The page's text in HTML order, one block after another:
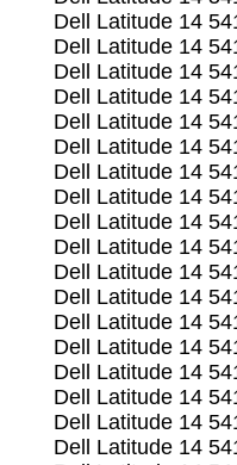
Dell Latitude 14
Dell Latitude 14
Dell Latitude 14
Dell Latitude 14
Dell Latitude 14
Dell Latitude 14
Dell Latitude 14
Dell Latitude 14
Dell Latitude 14
Dell Latitude 14
Dell Latitude 14
Dell Latitude 14
Dell Latitude 14
Dell Latitude 14
Dell Latitude 14
Dell Latitude 14
Dell Latitude 14
Dell Latitude 14